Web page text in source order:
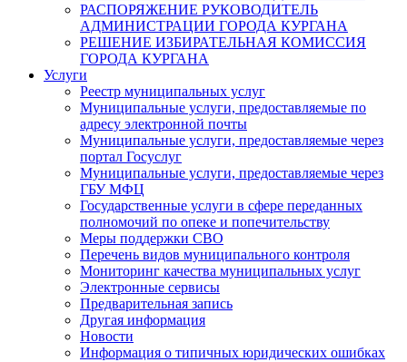
РАСПОРЯЖЕНИЕ РУКОВОДИТЕЛЬ
АДМИНИСТРАЦИИ ГОРОДА КУРГАНА
РЕШЕНИЕ ИЗБИРАТЕЛЬНАЯ КОМИССИЯ
ГОРОДА КУРГАНА
Услуги
Реестр муниципальных услуг
Муниципальные услуги, предоставляемые по
адресу электронной почты
Муниципальные услуги, предоставляемые через
портал Госуслуг
Муниципальные услуги, предоставляемые через
ГБУ МФЦ
Государственные услуги в сфере переданных
полномочий по опеке и попечительству
Меры поддержки СВО
Перечень видов муниципального контроля
Мониторинг качества муниципальных услуг
Электронные сервисы
Предварительная запись
Другая информация
Новости
Информация о типичных юридических ошибках